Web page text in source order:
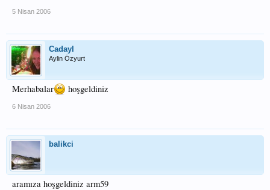
5 Nisan 2006
Cadayl
Aylin Özyurt
Merhabalar hoşgeldiniz
6 Nisan 2006
balikci
aramıza hoşgeldiniz arm59